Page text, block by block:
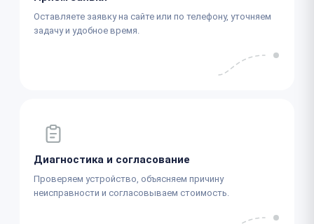
Оставляете заявку на сайте или по телефону, уточняем
задачу и удобное время.
Диагностика и согласование
Проверяем устройство, объясняем причину
неисправности и согласовываем стоимость.